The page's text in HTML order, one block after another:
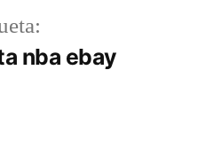
nba ebay